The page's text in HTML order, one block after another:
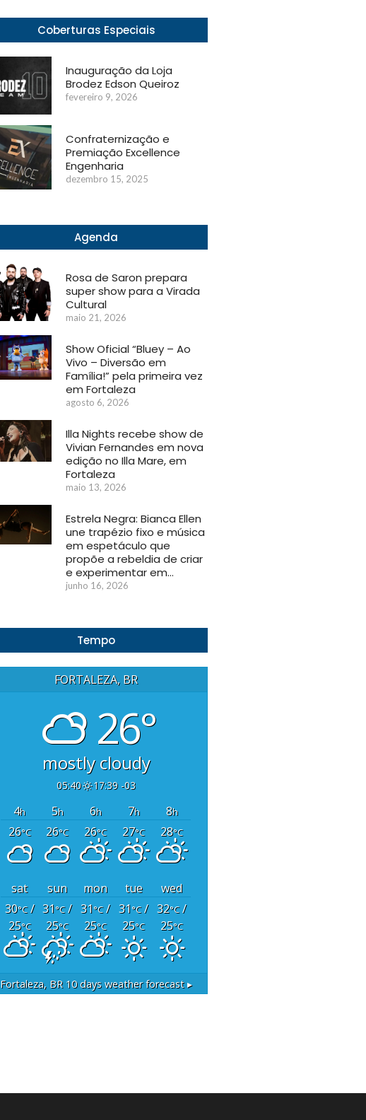
Coberturas Especiais
Inauguração da Loja
Brodez Edson Queiroz
fevereiro 9, 2026
Confraternização e
Premiação Excellence
Engenharia
dezembro 15, 2025
Agenda
Rosa de Saron prepara
super show para a Virada
Cultural
maio 21, 2026
Show Oficial “Bluey – Ao
Vivo – Diversão em
Família!” pela primeira vez
em Fortaleza
agosto 6, 2026
Illa Nights recebe show de
Vivian Fernandes em nova
edição no Illa Mare, em
Fortaleza
maio 13, 2026
Estrela Negra: Bianca Ellen
une trapézio fixo e música
em espetáculo que
propõe a rebeldia de criar
e experimentar em…
junho 16, 2026
Tempo
FORTALEZA, BR
26°
mostly cloudy
05:40 17:39 -03
4h 5h 6h 7h 8h
26°C 26°C 26°C 27°C 28°C
sat sun mon tue
wed
30°C/
25°C
31°C/
25°C
31°C/
25°C
31°C/
25°C
32°C/
25°C
Fortaleza, BR 10 days weather forecast ▸